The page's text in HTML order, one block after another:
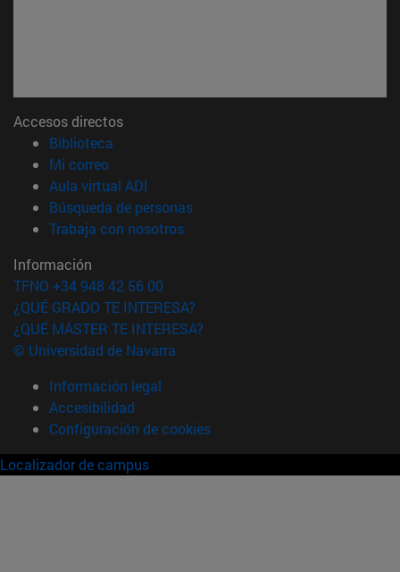
Accesos directos
Biblioteca
Mi correo(abre en nueva ventana)
Aula virtual ADI
Búsqueda de personas(abre en nueva ventana)
Trabaja con nosotros(abre en nueva ventana)
Información
TFNO +34 948 42 56 00
¿QUÉ GRADO TE INTERESA?
¿QUÉ MÁSTER TE INTERESA?
© Universidad de Navarra
Información legal
Accesibilidad
Configuración de cookies
Localizador de campus